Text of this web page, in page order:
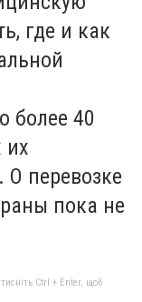
где и как
более 40
их
О перевозке
пока не
Ctrl + Enter, щоб